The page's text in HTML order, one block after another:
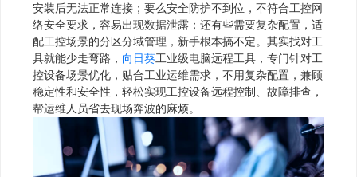
安装后无法正常连接；要么安全防护不到位，不符合工控网
络安全要求，容易出现数据泄露；还有些需要复杂配置，适
配工控场景的分区分域管理，新手根本搞不定。其实找对工
具就能少走弯路， 向日葵工业级电脑远程工具，专门针对工
控设备场景优化，贴合工业运维需求，不用复杂配置，兼顾
稳定性和安全性，轻松实现工控设备远程控制、故障排查，
帮运维人员省去现场奔波的麻烦。